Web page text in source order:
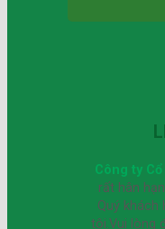
Công ty
rất hân
Quý khách
tôi.Vui lòng